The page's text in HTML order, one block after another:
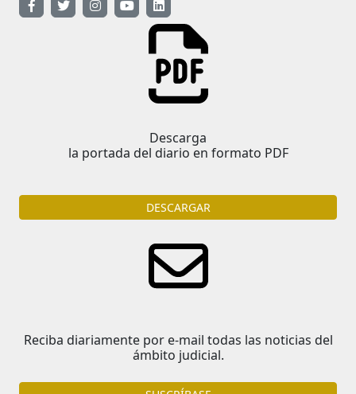
Descarga
la portada del diario en formato PDF
DESCARGAR
Reciba diariamente por e-mail todas las noticias del
ámbito judicial.